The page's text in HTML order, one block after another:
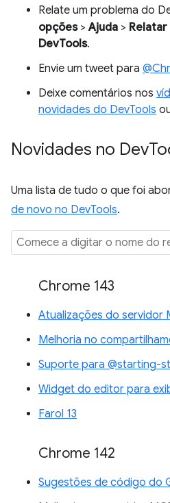
Relate um problema do
opções>Ajuda >
DevTools.
Envie um tweet para
Deixe comentários nos
novidades do DevTools
Novidades no Dev
Uma lista de tudo o que foi
de novo no DevTools.
Chrome 143
Atualizações do servidor
Melhoria no
Suporte para @starting-
Widget do editor para
Farol 13
Chrome 142
Sugestões de código do